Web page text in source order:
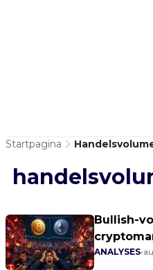
Startpagina
Bullish-
ANALYSES•